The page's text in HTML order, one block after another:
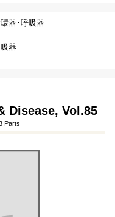
器･呼吸器
器
Disease, Vol.85
Parts